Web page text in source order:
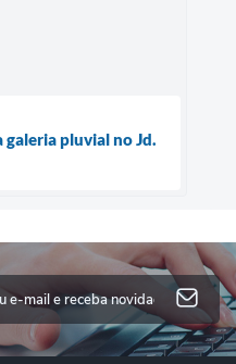
galeria pluvial no Jd.